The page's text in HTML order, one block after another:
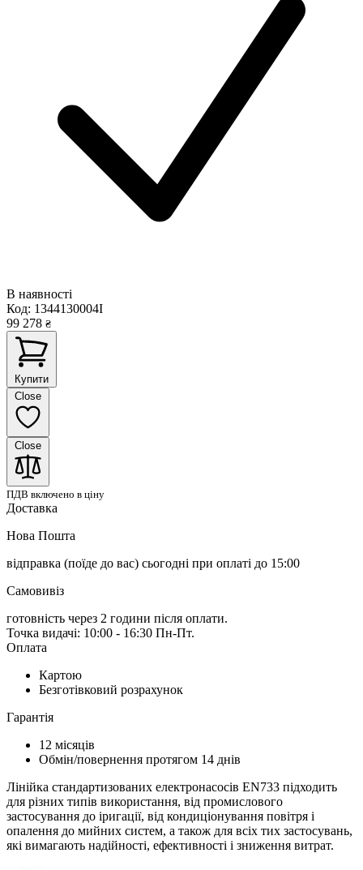
В наявності
Код: 1344130004I
99 278 ₴
Купити
Close
Close
ПДВ включено в ціну
Доставка
Нова Пошта
відправка (поїде до вас) сьогодні при оплаті до 15:00
Самовивіз
готовність через 2 години після оплати.
Точка видачі: 10:00 - 16:30 Пн-Пт.
Оплата
Картою
Безготівковий розрахунок
Гарантія
12 місяців
Обмін/повернення протягом 14 днів
Лінійка стандартизованих електронасосів EN733 підходить
для різних типів використання, від промислового
застосування до іригації, від кондиціонування повітря і
опалення до мийних систем, а також для всіх тих застосувань,
які вимагають надійності, ефективності і зниження витрат.